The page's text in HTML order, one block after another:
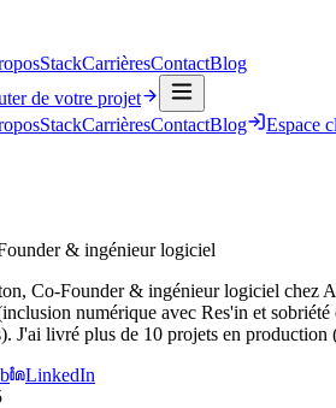
StackCarrièresContactBlog
de votre projet
StackCarrièresContactBlog Espace
& ingénieur logiciel
Co-Founder & ingénieur logiciel chez
numérique avec Res'in et
J'ai livré plus de 10 projets en
LinkedIn